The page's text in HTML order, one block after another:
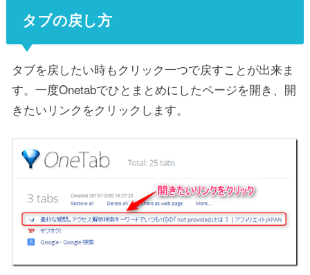
タブの戻し方
タブを戻したい時もクリック一つで戻すことが出来ま
す。一度Onetabでひとまとめにしたページを開き、開
きたいリンクをクリックします。